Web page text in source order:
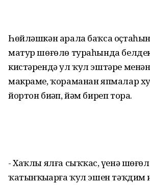
Һөйләшкән арала баҡса
матур шөғөлө тураһында
кистәрендә ул ҡул эштәре
макраме, ҡораманан япмалар
йортон биҙәп, йәм биреп тора.
- Хаҡлы ялға сыҡҡас, үҙенә
ҡатынҡыҙҙарға ҡул эшен тәҡдим